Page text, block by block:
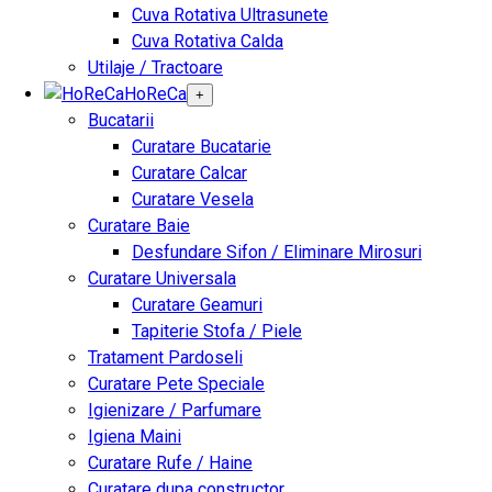
Cuva Rotativa Ultrasunete
Cuva Rotativa Calda
Utilaje / Tractoare
HoReCa +
Bucatarii
Curatare Bucatarie
Curatare Calcar
Curatare Vesela
Curatare Baie
Desfundare Sifon / Eliminare Mirosuri
Curatare Universala
Curatare Geamuri
Tapiterie Stofa / Piele
Tratament Pardoseli
Curatare Pete Speciale
Igienizare / Parfumare
Igiena Maini
Curatare Rufe / Haine